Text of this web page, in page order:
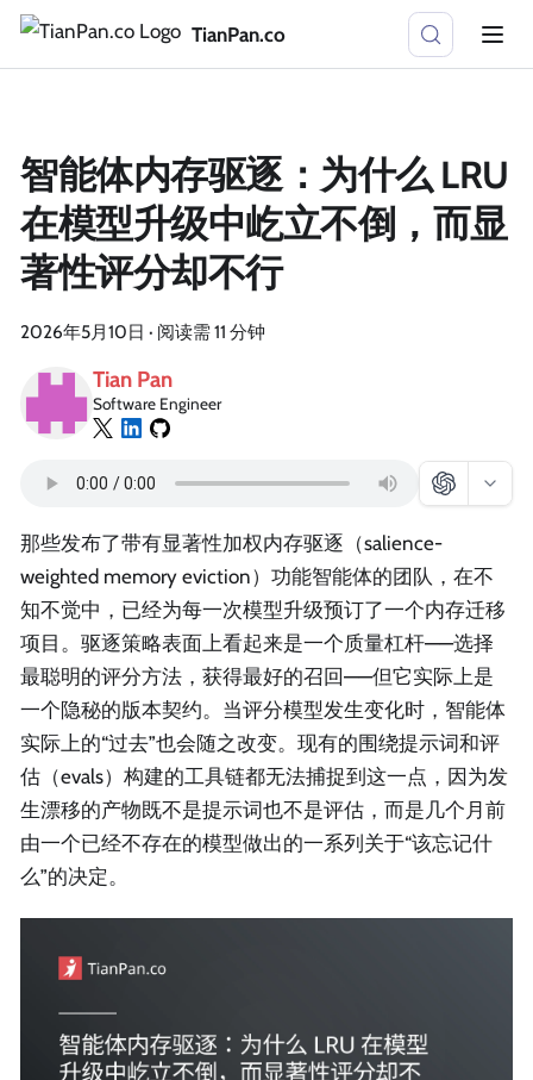
TianPan.co
智能体内存驱逐：为什么 LRU
在模型升级中屹立不倒，而显
著性评分却不行
2026年5月10日 · 阅读需 11 分钟
Tian Pan
Software Engineer
那些发布了带有显著性加权内存驱逐（salience-
weighted memory eviction）功能智能体的团队，在不
知不觉中，已经为每一次模型升级预订了一个内存迁移
项目。驱逐策略表面上看起来是一个质量杠杆——选择
最聪明的评分方法，获得最好的召回——但它实际上是
一个隐秘的版本契约。当评分模型发生变化时，智能体
实际上的“过去”也会随之改变。现有的围绕提示词和评
估（evals）构建的工具链都无法捕捉到这一点，因为发
生漂移的产物既不是提示词也不是评估，而是几个月前
由一个已经不存在的模型做出的一系列关于“该忘记什
么”的决定。